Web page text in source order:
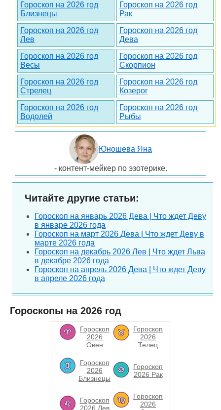
Гороскоп на 2026 год
Близнецы
Гороскоп на 2026 год
Рак
Гороскоп на 2026 год
Лев
Гороскоп на 2026 год
Дева
Гороскоп на 2026 год
Весы
Гороскоп на 2026 год
Скорпион
Гороскоп на 2026 год
Стрелец
Гороскоп на 2026 год
Козерог
Гороскоп на 2026 год
Водолей
Гороскоп на 2026 год
Рыбы
Юношева Яна
- контент-мейкер по эзотерике.
Читайте другие статьи:
Гороскоп на январь 2026 Дева | Что ждет Деву
в январе 2026 года
Гороскоп на март 2026 Дева | Что ждет Деву в
марте 2026 года
Гороскоп на декабрь 2026 Лев | Что ждет Льва
в декабре 2026 года
Гороскоп на апрель 2026 Дева | Что ждет Деву
в апреле 2026 года
Гороскопы на 2026 год
Гороскоп
2026
Овен
Гороскоп
2026
Телец
Гороскоп
2026
Близнецы
Гороскоп
2026 Рак
Гороскоп
2026 Лев
Гороскоп
2026